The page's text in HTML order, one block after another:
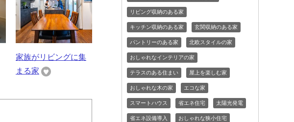
家族がリビングに集
まる家
リビング収納のある家
キッチン収納のある家 玄関収納のある家
パントリーのある家 北欧スタイルの家
おしゃれなインテリアの家
テラスのある住まい 屋上を楽しむ家
おしゃれな木の家 エコな家
スマートハウス 省エネ住宅 太陽光発電
省エネ設備導入 おしゃれな狭小住宅